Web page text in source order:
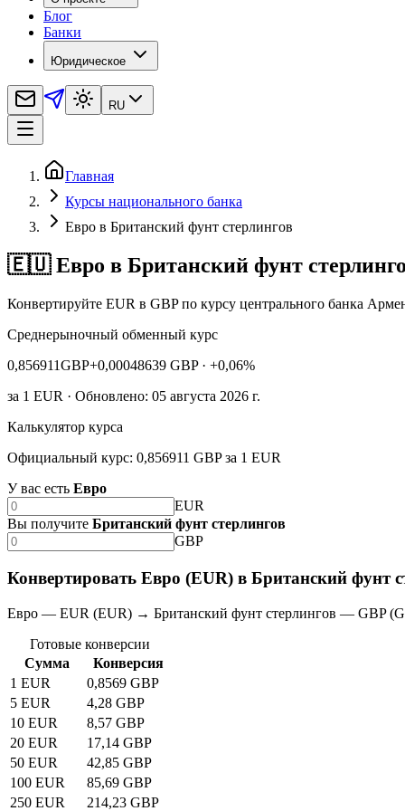
Блог
Банки
Юридическое
RU
Главная
Курсы национального банка
Евро в Британский фунт стерлингов
🇪🇺 Евро в Британский фунт
Конвертируйте EUR в GBP по курсу центрального банка
Среднерыночный обменный курс
0,856911GBP+0,00048639 GBP· +0,06%
за 1 EUR · Обновлено: 05 августа 2026 г.
Калькулятор курса
Официальный курс: 0,856911 GBP за 1 EUR
У вас есть Евро
EUR
Вы получите Британский фунт стерлингов
GBP
Конвертировать Евро (EUR) в Британский фунт
Евро — EUR (EUR) → Британский фунт стерлингов — GBP
Готовые конверсии
Сумма
Конверсия
1 EUR
0,8569 GBP
5 EUR
4,28 GBP
10 EUR
8,57 GBP
20 EUR
17,14 GBP
50 EUR
42,85 GBP
100 EUR
85,69 GBP
250 EUR
214,23 GBP